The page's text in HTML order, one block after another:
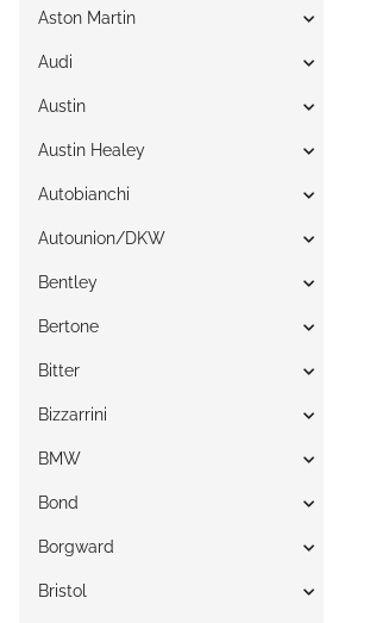
Aston Martin
Audi
Austin
Austin Healey
Autobianchi
Autounion/DKW
Bentley
Bertone
Bitter
Bizzarrini
BMW
Bond
Borgward
Bristol